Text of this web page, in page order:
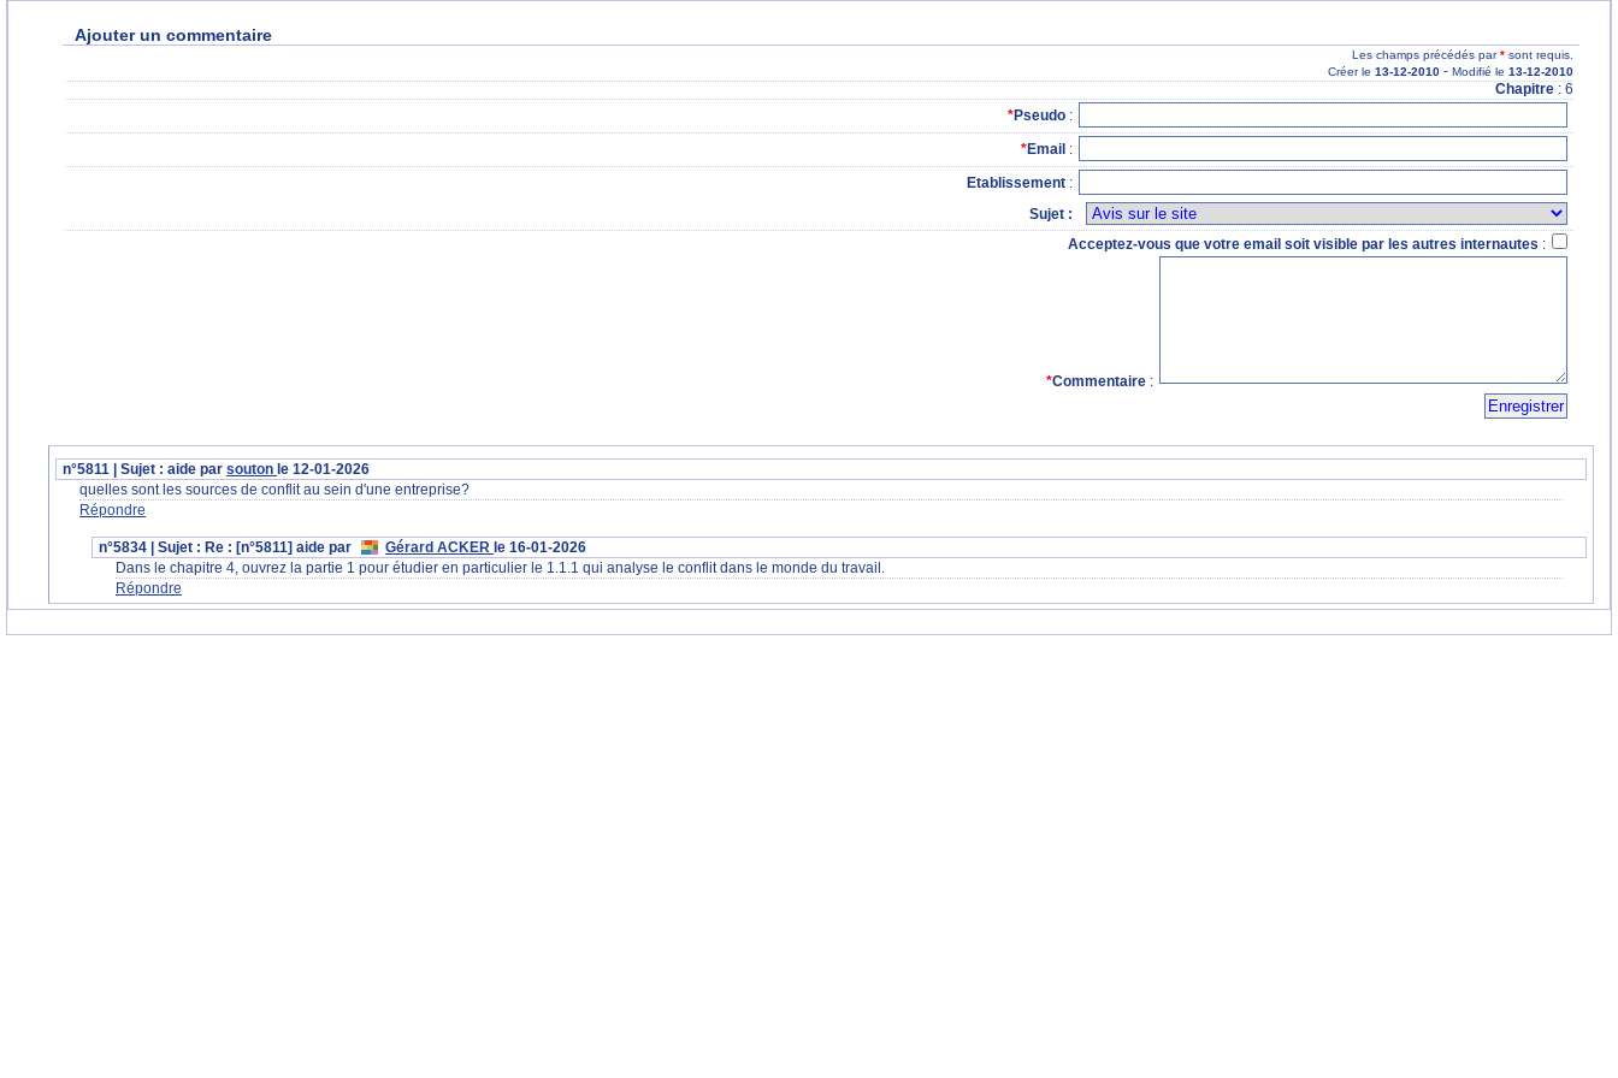
Ajouter un commentaire
Les champs précédés par* sont requis.
Créer le 13-12-2010 - Modifié le 13-12-2010
Chapitre : 6
*Pseudo :
*Email :
Etablissement :
Sujet :
Acceptez-vous que votre email soit visible par les autres internautes :
*Commentaire:
n°5811 | Sujet : aide parsouton le 12-01-2026
quelles sont les sources de conflit au sein d'une entreprise?
Répondre
n°5834 | Sujet : Re : [n°5811] aide par Gérard ACKER le 16-01-2026
Dans le chapitre 4, ouvrez la partie 1 pour étudier en particulier le 1.1.1 qui analyse le conflit dans le monde du travail.
Répondre